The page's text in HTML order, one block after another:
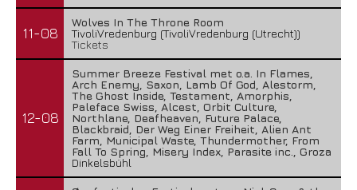
11-08
Wolves In The Throne Room
TivoliVredenburg (TivoliVredenburg (Utrecht))
Tickets
12-08
Summer Breeze Festival met o.a. In Flames,
Arch Enemy, Saxon, Lamb Of God, Alestorm,
The Ghost Inside, Testament, Amorphis,
Paleface Swiss, Alcest, Orbit Culture,
Northlane, Deafheaven, Future Palace,
Blackbraid, Der Weg Einer Freiheit, Alien Ant
Farm, Municipal Waste, Thundermother, From
Fall To Spring, Misery Index, Parasite inc., Groza
Dinkelsbühl